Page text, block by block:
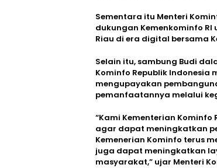
Sementara itu Menteri
dukungan Kemenkominfo
Riau di era digital bersama
Selain itu, sambung Budi
Kominfo Republik Indonesia
mengupayakan
pemanfaatannya melalui
“Kami Kementerian
agar dapat meningkatkan
Kemenerian Kominfo terus
juga dapat meningkatkan
masyarakat,” ujar Menteri